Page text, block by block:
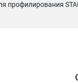
профилирования